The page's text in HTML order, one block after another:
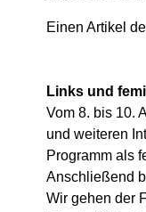
Einen Artikel
Links und
Vom 8. bis 10.
und weiteren
Programm als
Anschließend
Wir gehen der